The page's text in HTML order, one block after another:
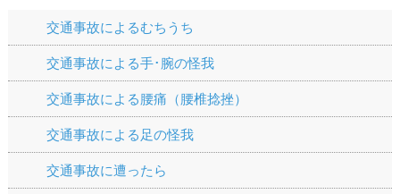
交通事故によるむちうち
交通事故による手･腕の怪我
交通事故による腰痛（腰椎捻挫）
交通事故による足の怪我
交通事故に遭ったら